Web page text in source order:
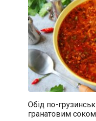
Обід по-
гранатовим соком